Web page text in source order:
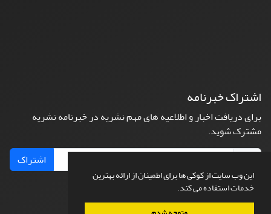
این وب سایت از کوکی ها برای اطمینان از ارائه بهترین
خدمات استفاده می کند.
اشتراک خبرنامه
برای دریافت اخبار و اطلاعیه های مهم نشریه در خبرنامه نشریه
مشترک شوید.
اشتراک